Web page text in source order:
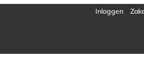
Inloggen